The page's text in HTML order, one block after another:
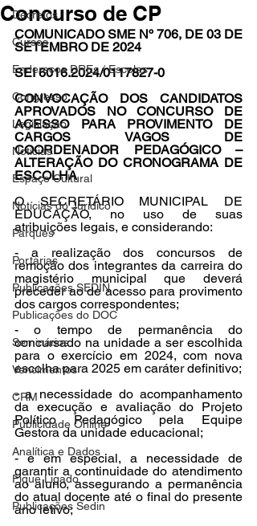
Decretos
Cursos
Endereços DREs / Escolas
Congresso
Legislação
Notícias
Espaço Cultural
Notícias do Jurídico
Parques
Portarias
Publicações SEDIN
Publicações do DOC
Seminários
Vencimentos
CRM
Publicidade Online
Analítica e Dados
Fique Ligado
Publicações Sedin
Concurso de CP
COMUNICADO SME Nº 706, DE 03 DE
SETEMBRO DE 2024
SEI 6016.2024/0117827-0
CONVOCAÇÃO DOS CANDIDATOS
APROVADOS NO CONCURSO DE
ACESSO PARA PROVIMENTO DE
CARGOS VAGOS DE
COORDENADOR PEDAGÓGICO –
ALTERAÇÃO DO CRONOGRAMA DE
ESCOLHA
O SECRETÁRIO MUNICIPAL DE
EDUCAÇÃO, no uso de suas
atribuições legais, e considerando:
- a realização dos concursos de
remoção dos integrantes da carreira do
magistério municipal que deverá
preceder ao de acesso para provimento
dos cargos correspondentes;
- o tempo de permanência do
concursado na unidade a ser escolhida
para o exercício em 2024, com nova
escolha para 2025 em caráter definitivo;
- a necessidade do acompanhamento
da execução e avaliação do Projeto
Político Pedagógico pela Equipe
Gestora da unidade educacional;
- e em especial, a necessidade de
garantir a continuidade do atendimento
ao aluno, assegurando a permanência
do atual docente até o final do presente
ano letivo;